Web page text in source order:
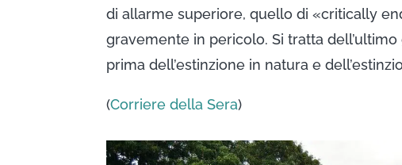
di allarme superiore, quello di «critically
gravemente in pericolo. Si tratta
prima dell’estinzione in natura e
(Corriere della Sera)